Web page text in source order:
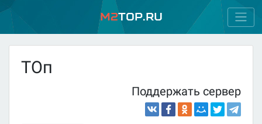
M2Top.ru
ТОп
Поддержать сервер